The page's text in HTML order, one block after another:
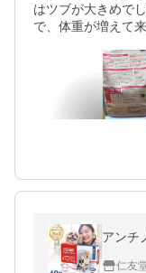
はツブが大きめで
で、体重が増えて
アンチ
仁友